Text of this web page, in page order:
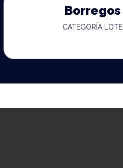
Borregos
CATEGORÍA LOTE